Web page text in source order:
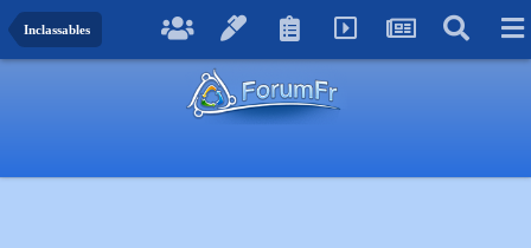
Inclassables